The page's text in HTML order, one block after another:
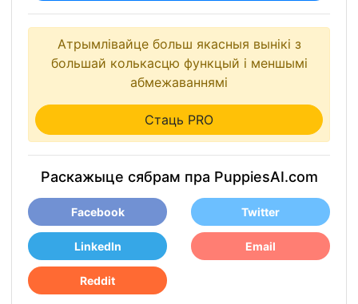
Атрымлівайце больш якасныя вынікі з
большай колькасцю функцый і меншымі
абмежаваннямі
Стаць PRO
Раскажыце сябрам пра PuppiesAI.com
Facebook Twitter
LinkedIn Email
Reddit